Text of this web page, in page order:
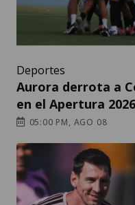
Deportes
Aurora derrota a
en el Apertura 2026
05:00 PM, AGO 08